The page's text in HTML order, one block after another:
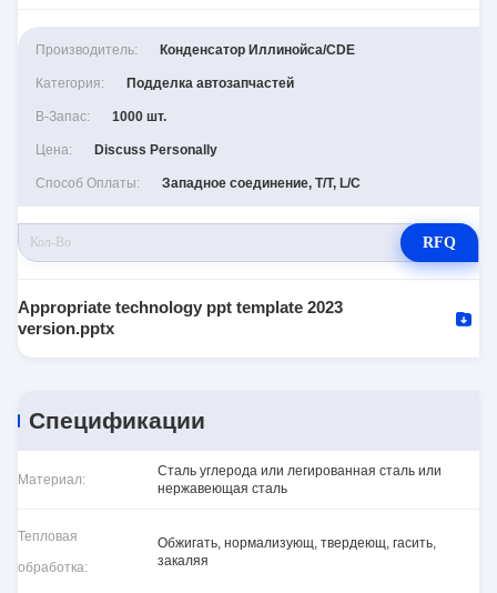
Производитель: Конденсатор Иллинойса/CDE
Категория: Подделка автозапчастей
В-Запас: 1000 шт.
Цена: Discuss Personally
Способ Оплаты: Западное соединение, T/T, L/C
RFQ
Appropriate technology ppt template 2023
version.pptx
Спецификации
Материал:
Сталь углерода или легированная сталь или
нержавеющая сталь
Тепловая
обработка:
Обжигать, нормализующ, твердеющ, гасить,
закаляя